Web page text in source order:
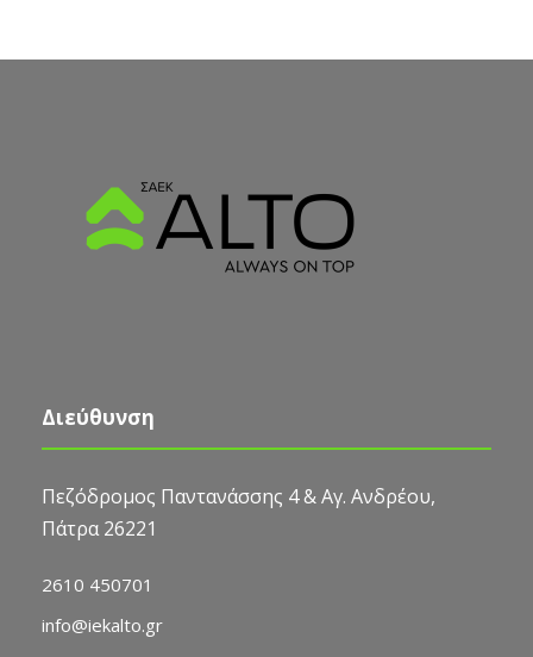
Διεύθυνση
Πεζόδρομος Παντανάσσης 4 & Αγ. Ανδρέου,
Πάτρα 26221
2610 450701
info@iekalto.gr